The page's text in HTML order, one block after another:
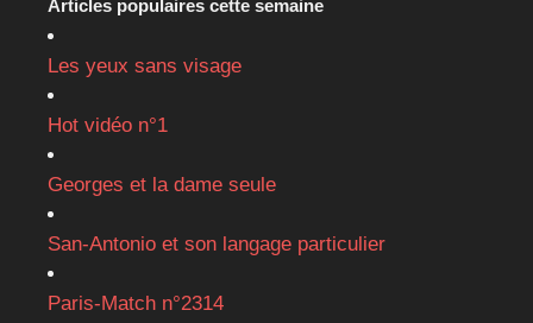
Articles populaires cette semaine
Les yeux sans visage
Hot vidéo n°1
Georges et la dame seule
San-Antonio et son langage particulier
Paris-Match n°2314